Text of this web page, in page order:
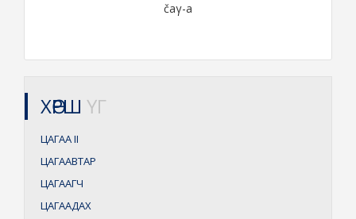
čaγ-a
ХӨРШ ҮГ
ЦАГААII
ЦАГААВТАР
ЦАГААГЧ
ЦАГААДАХ